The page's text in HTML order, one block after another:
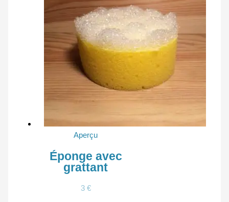
Aperçu
Éponge avec
grattant
3 €